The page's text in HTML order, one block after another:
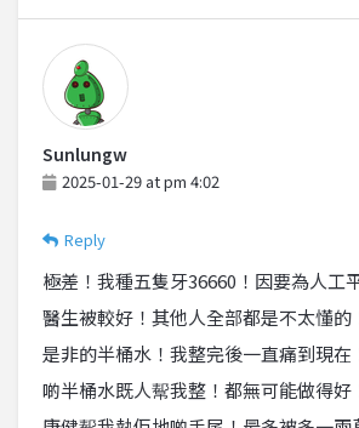
Sunlungw
2025-01-29 at pm 4:02
Reply
極差！我種五隻牙36660！因要為人工
醫生被較好！其他人全部都是不太懂的
是非的半桶水！我整完後一直痛到現
啲半桶水既人幚我整！都無可能做得好